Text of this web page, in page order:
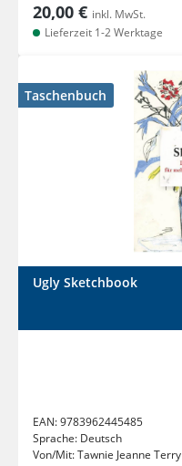
20,00 € inkl. MwSt.
Lieferzeit 1-2 Werktage
Taschenbuch
Ugly Sketchbook
EAN:9783962445485
Sprache: Deutsch
Von/Mit:Tawnie Jeanne Terry